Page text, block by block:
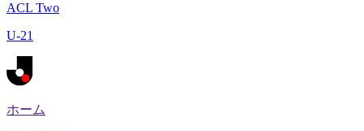
ACL Two
U-21
ホーム